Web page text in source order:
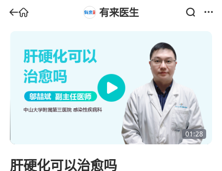
有来医生
01:28
肝硬化可以治愈吗